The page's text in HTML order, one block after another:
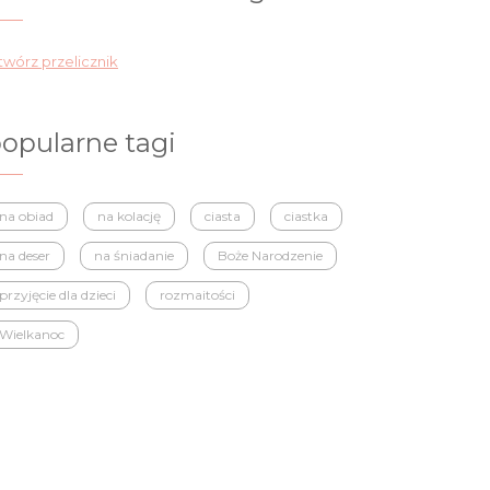
przelicznik
tagi
na obiad na kolację ciasta ciastka
na deser na śniadanie Boże Narodzenie
przyjęcie dla dzieci rozmaitości
Wielkanoc